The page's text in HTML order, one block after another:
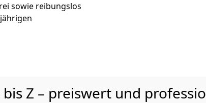
sowie reibungslos
Z – preiswert und